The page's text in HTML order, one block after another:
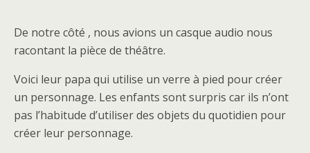
De notre côté , nous avions un casque audio nous
racontant la pièce de théâtre.
Voici leur papa qui utilise un verre à pied pour créer
un personnage. Les enfants sont surpris car ils n’ont
pas l’habitude d’utiliser des objets du quotidien pour
créer leur personnage.